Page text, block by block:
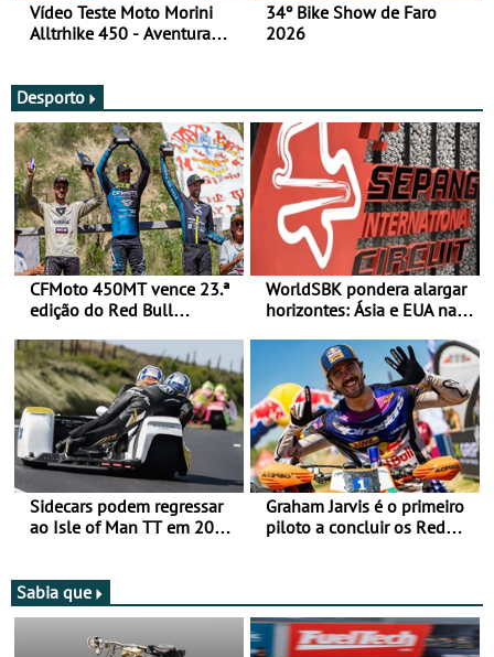
Vídeo Teste Moto Morini
Alltrhike 450 - Aventura
34º Bike Show de Faro
2026
Desporto
CFMoto 450MT vence 23.ª
edição do Red Bull
Categorias Adventure -
Vitória na Ultimate, Core e
Lite
WorldSBK pondera alargar
horizontes: Ásia e EUA na
Sidecars podem regressar
ao Isle of Man TT em 2027
Graham Jarvis é o primeiro
piloto a concluir os Red
Sabia que